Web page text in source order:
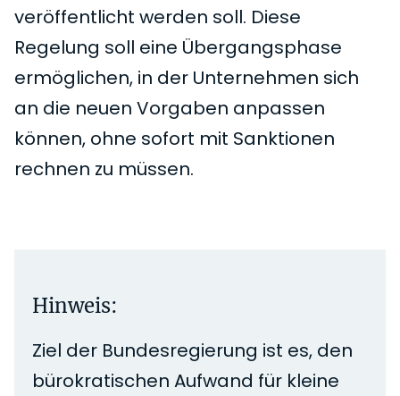
veröffentlicht werden soll. Diese
Regelung soll eine Übergangsphase
ermöglichen, in der Unternehmen sich
an die neuen Vorgaben anpassen
können, ohne sofort mit Sanktionen
rechnen zu müssen.
Hinweis:
Ziel der Bundesregierung ist es, den
bürokratischen Aufwand für kleine